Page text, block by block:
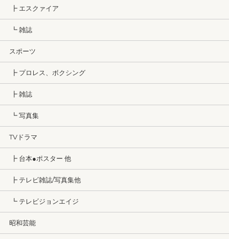
┣ エスクァイア
┗ 雑誌
スポーツ
┣ プロレス、ボクシング
┣ 雑誌
┗ 写真集
TVドラマ
┣ 台本●ポスター 他
┣ テレビ雑誌/写真集他
┗ テレビジョンエイジ
昭和芸能